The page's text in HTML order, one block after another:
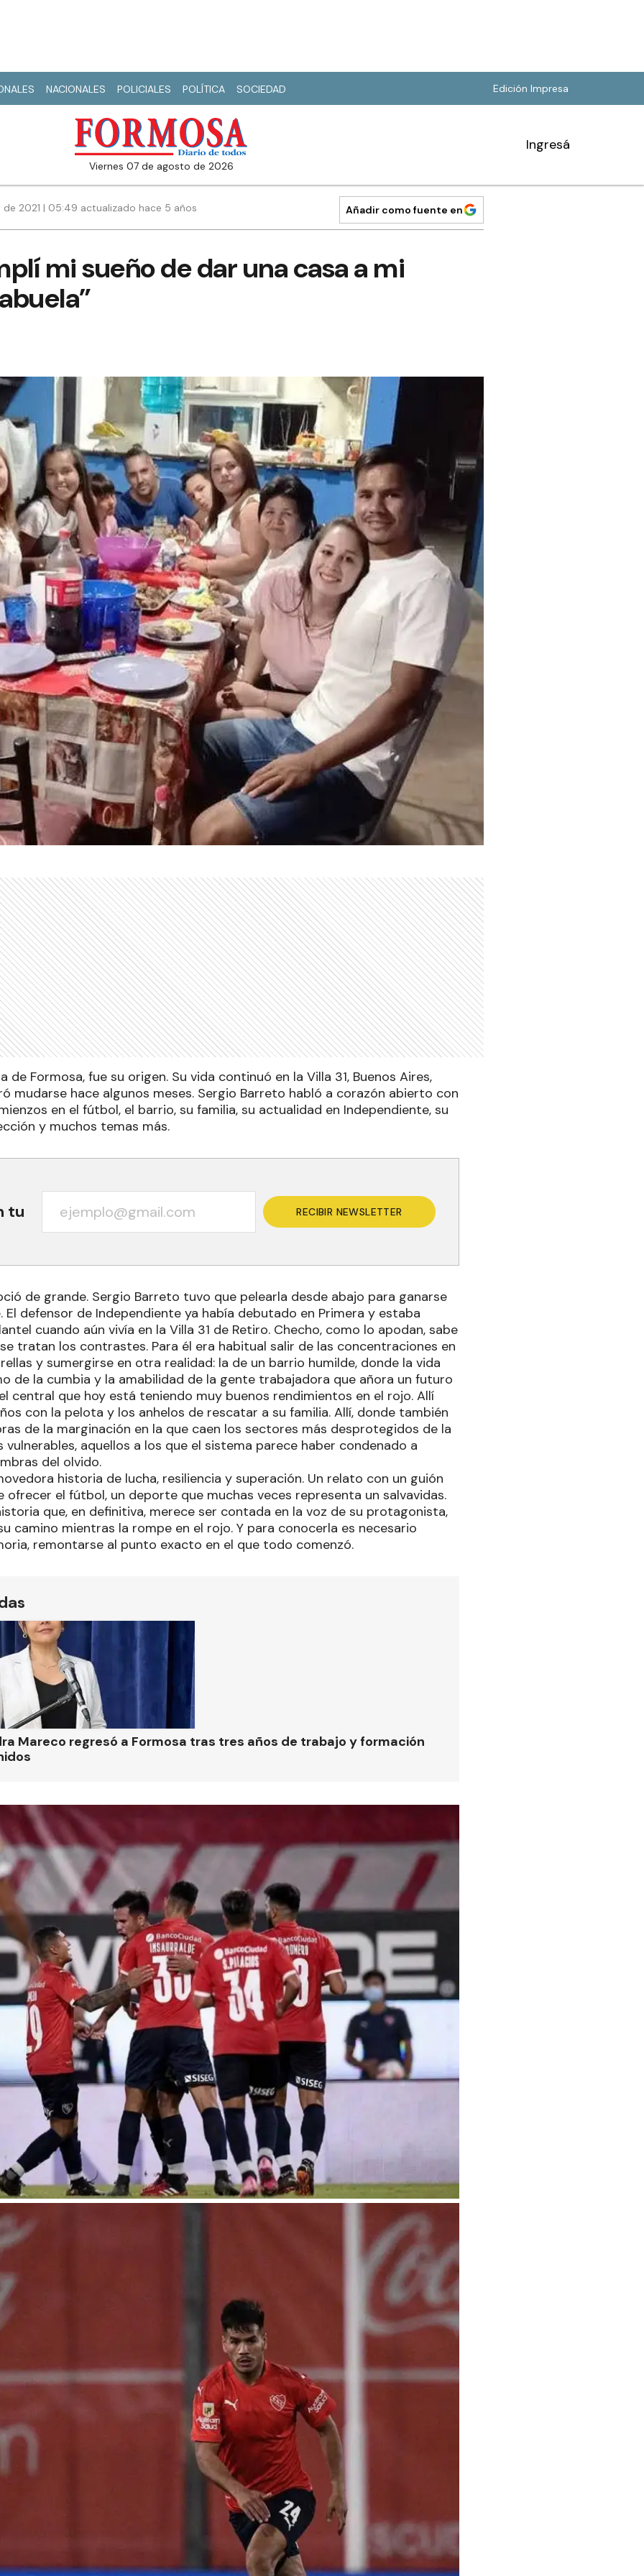
NACIONALES POLICIALES POLÍTICA SOCIEDAD Edición Impresa
viernes 07 de agosto de 2026
Ingresá
de 2021 | 05:49 actualizado hace 5 años Añadir como fuente en
mi sueño de dar una casa a mi
de Formosa, fue su origen. Su vida continuó en la Villa 31, Buenos Aires,
mudarse hace algunos meses. Sergio Barreto habló a corazón abierto con
en el fútbol, el barrio, su familia, su actualidad en Independiente, su
y muchos temas más.
tu RECIBIR NEWSLETTER
de grande. Sergio Barreto tuvo que pelearla desde abajo para ganarse
defensor de Independiente ya había debutado en Primera y estaba
cuando aún vivía en la Villa 31 de Retiro. Checho, como lo apodan, sabe
tratan los contrastes. Para él era habitual salir de las concentraciones en
y sumergirse en otra realidad: la de un barrio humilde, donde la vida
de la cumbia y la amabilidad de la gente trabajadora que añora un futuro
central que hoy está teniendo muy buenos rendimientos en el rojo. Allí
con la pelota y los anhelos de rescatar a su familia. Allí, donde también
de la marginación en la que caen los sectores más desprotegidos de la
vulnerables, aquellos a los que el sistema parece haber condenado a
del olvido.
historia de lucha, resiliencia y superación. Un relato con un guión
ofrecer el fútbol, un deporte que muchas veces representa un salvavidas.
que, en definitiva, merece ser contada en la voz de su protagonista,
camino mientras la rompe en el rojo. Y para conocerla es necesario
remontarse al punto exacto en el que todo comenzó.
Mareco regresó a Formosa tras tres años de trabajo y formación